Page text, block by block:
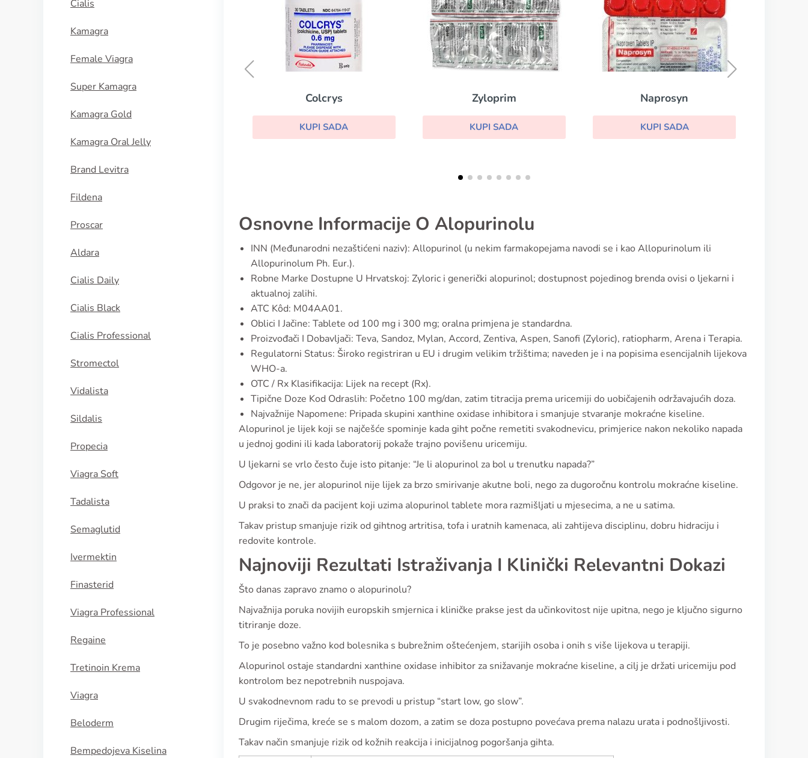
Cialis
Kamagra
Female Viagra
Super Kamagra
Kamagra Gold
Kamagra Oral Jelly
Brand Levitra
Fildena
Proscar
Aldara
Cialis Daily
Cialis Black
Cialis Professional
Stromectol
Vidalista
Sildalis
Propecia
Viagra Soft
Tadalista
Semaglutid
Ivermektin
Finasterid
Viagra Professional
Regaine
Tretinoin Krema
Viagra
Beloderm
Bempedojeva Kiselina
Zyloprim
KUPI SADA
Naprosyn
KUPI SADA
Feldene
KUPI SADA
Osnovne Informacije O Alopurinolu
INN (Međunarodni nezaštićeni naziv): Allopurinol (u nekim farmakopejama navodi se i kao Allopurinolum ili
Allopurinolum Ph. Eur.).
Robne Marke Dostupne U Hrvatskoj: Zyloric i generički alopurinol; dostupnost pojedinog brenda ovisi o ljekarni i
aktualnoj zalihi.
ATC Kôd: M04AA01.
Oblici I Jačine: Tablete od 100 mg i 300 mg; oralna primjena je standardna.
Proizvođači I Dobavljači: Teva, Sandoz, Mylan, Accord, Zentiva, Aspen, Sanofi (Zyloric), ratiopharm, Arena i Terapia.
Regulatorni Status: Široko registriran u EU i drugim velikim tržištima; naveden je i na popisima esencijalnih lijekova
WHO-a.
OTC / Rx Klasifikacija: Lijek na recept (Rx).
Tipične Doze Kod Odraslih: Početno 100 mg/dan, zatim titracija prema uricemiji do uobičajenih održavajućih doza.
Najvažnije Napomene: Pripada skupini xanthine oxidase inhibitora i smanjuje stvaranje mokraćne kiseline.
Alopurinol je lijek koji se najčešće spominje kada giht počne remetiti svakodnevicu, primjerice nakon nekoliko napada
u jednoj godini ili kada laboratorij pokaže trajno povišenu uricemiju.
U ljekarni se vrlo često čuje isto pitanje: “Je li alopurinol za bol u trenutku napada?”
Odgovor je ne, jer alopurinol nije lijek za brzo smirivanje akutne boli, nego za dugoročnu kontrolu mokraćne kiseline.
U praksi to znači da pacijent koji uzima alopurinol tablete mora razmišljati u mjesecima, a ne u satima.
Takav pristup smanjuje rizik od gihtnog artritisa, tofa i uratnih kamenaca, ali zahtijeva disciplinu, dobru hidraciju i
redovite kontrole.
Najnoviji Rezultati Istraživanja I Klinički Relevantni Dokazi
Što danas zapravo znamo o alopurinolu?
Najvažnija poruka novijih europskih smjernica i kliničke prakse jest da učinkovitost nije upitna, nego je ključno sigurno
titriranje doze.
To je posebno važno kod bolesnika s bubrežnim oštećenjem, starijih osoba i onih s više lijekova u terapiji.
Alopurinol ostaje standardni xanthine oxidase inhibitor za snižavanje mokraćne kiseline, a cilj je držati uricemiju pod
kontrolom bez nepotrebnih nuspojava.
U svakodnevnom radu to se prevodi u pristup “start low, go slow”.
Drugim riječima, kreće se s malom dozom, a zatim se doza postupno povećava prema nalazu urata i podnošljivosti.
Takav način smanjuje rizik od kožnih reakcija i inicijalnog pogoršanja gihta.